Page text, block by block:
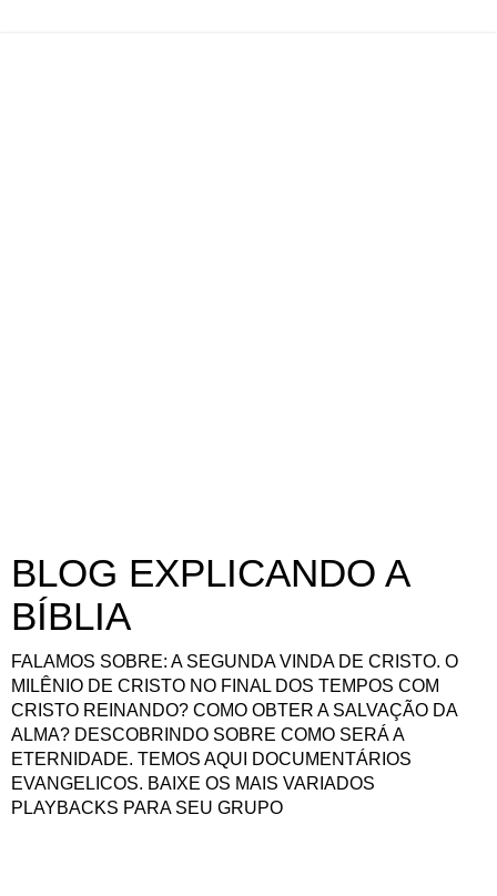
BLOG EXPLICANDO A
BÍBLIA
FALAMOS SOBRE: A SEGUNDA VINDA DE CRISTO. O
MILÊNIO DE CRISTO NO FINAL DOS TEMPOS COM
CRISTO REINANDO? COMO OBTER A SALVAÇÃO DA
ALMA? DESCOBRINDO SOBRE COMO SERÁ A
ETERNIDADE. TEMOS AQUI DOCUMENTÁRIOS
EVANGELICOS. BAIXE OS MAIS VARIADOS
PLAYBACKS PARA SEU GRUPO